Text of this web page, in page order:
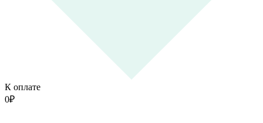
К оплате
0₽